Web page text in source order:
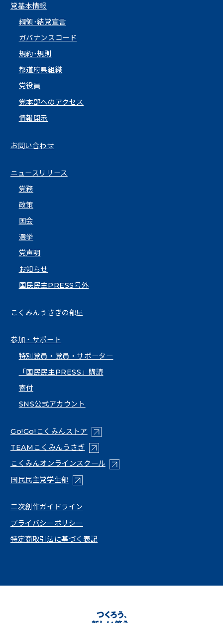
党基本情報
綱領･結党宣言
ガバナンスコード
規約･規則
都道府県組織
党役員
党本部へのアクセス
情報開示
お問い合わせ
ニュースリリース
党務
政策
国会
選挙
党声明
お知らせ
国民民主PRESS号外
こくみんうさぎの部屋
参加・サポート
特別党員・党員・サポーター
「国民民主PRESS」購読
寄付
SNS公式アカウント
Go!Go!こくみんストア （新しいタブで開く）
TEAMこくみんうさぎ（新しいタブで開く）
こくみんオンラインスクール（新しいタブで開く）
国民民主党学生部（新しいタブで開く）
二次創作ガイドライン
プライバシーポリシー
特定商取引法に基づく表記